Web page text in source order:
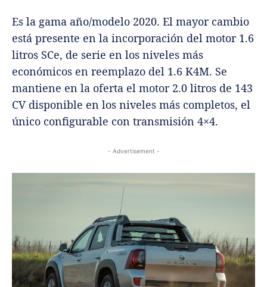
Es la gama año/modelo 2020. El mayor cambio
está presente en la incorporación del motor 1.6
litros SCe, de serie en los niveles más
económicos en reemplazo del 1.6 K4M. Se
mantiene en la oferta el motor 2.0 litros de 143
CV disponible en los niveles más completos, el
único configurable con transmisión 4×4.
- Advertisement -